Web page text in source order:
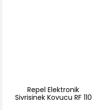
Repel Elektronik
Sivrisinek Kovucu RF 110